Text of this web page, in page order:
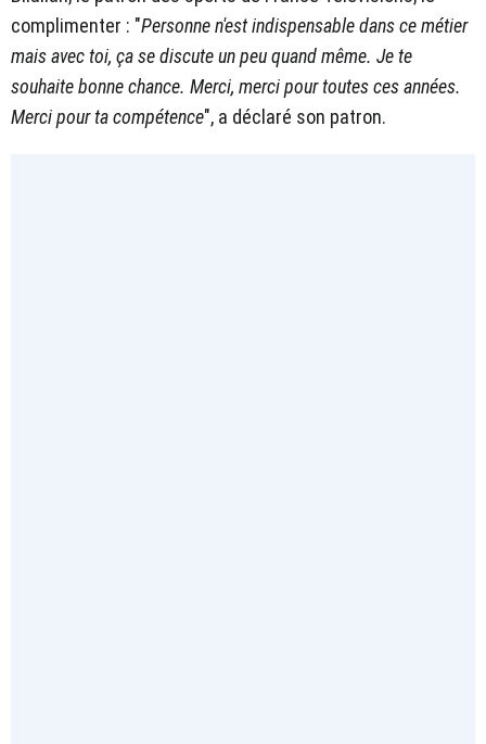
complimenter : "Personne n'est indispensable dans ce métier
mais avec toi, ça se discute un peu quand même. Je te
souhaite bonne chance. Merci, merci pour toutes ces années.
Merci pour ta compétence", a déclaré son patron.